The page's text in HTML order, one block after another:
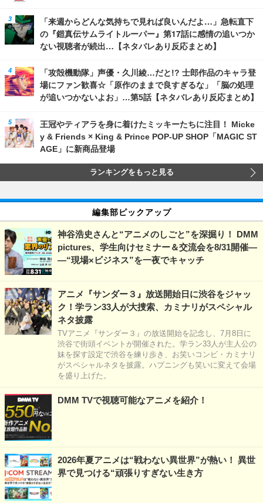
「来週からどんな気持ちで見れば良いんだよ…」急転直下
の『鎧真伝サムライトルーパー』第17話に感情の追いつか
ない視聴者が続出…【ネタバレあり反応まとめ】
「攻殻機動隊」声優・久川綾…だと!? 士郎作品のキャラ登
場にファン歓喜☆「原作のままで良すぎるな」「脳の処理
が追いつかないよお」…第5話【ネタバレあり反応まとめ】
王冠やティアラを身に着けたミッキーたちに注目！ Micke
y & Friends × King & Prince POP-UP SHOP「MAGIC ST
AGE」に新商品登場
ランキングをもっと見る
編集部ピックアップ
神谷浩史さんと“アニメのしごと”を深掘り！ DMM
pictures、学生向けセミナー＆交流会を8/31開催―
―“現場×ビジネス”を一夜でキャッチ
アニメ『サンダー３』放送開始日に渋谷をジャッ
ク！学ラン33人が大捜索、カミナリがスペシャル
ネタ披露
TVアニメ『サンダー３』の放送開始を記念し、7月8日に
渋谷で街頭イベントが開催された。学ラン33人が主人公の
妹を探す設定で渋谷を練り歩き、お笑いコンビ・カミナリ
がスペシャルネタを披露。ハプニングも笑いに変えて会場
を盛り上げた。
DMM TVで視聴可能なアニメを紹介！
2026年夏アニメは“戦わない異世界”が熱い！ 異世
界で見つける“頑張りすぎない生き方